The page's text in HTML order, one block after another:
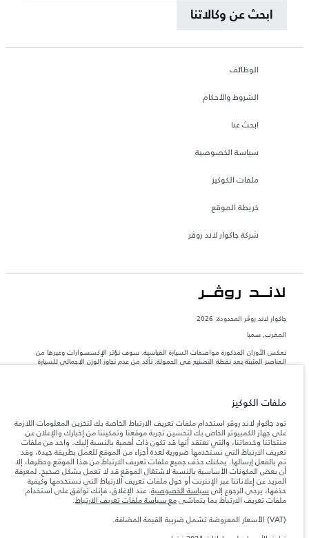
ابحث عن وكالاتنا
الوظائف
الشروط والأحكام
ابحث عنا
سياسة الخصوصية
ملفات الكوكيز
خريطة الموقع
شركة جاكوار لاند روڤر
جاكوار لاند روڨر المحدودة: 2026
المغرب, سميا
تعكس الأوزان المذكورة مواصفات السيارة القياسية. سوف تؤثر الإكسسوارات وغيرها من
العناصر المثبتة بعد نقطة التصنيع في الحمولة. تأكد من عدم تجاوز الوزن الإجمالي للسيارة
المعلومات والمواصفات والأسعار والألوان المذكورة على هذا الموقع قد تختلف من بلد إلى
آخر، كما أنّها قد تتغير بدون إشعار مسبق. الرجاء التواصل مع وكيلنا المحلي للتأكد من توفّرها
والتحقق من الأسعار.
ملاحظة مهمة حول الصور والمواصفات.إن النقص العالمي في أشباه الموصلات يؤثر حاليًا
في مواصفات تصميم السيارات وتوفر الخيارات وتوقيتات التصاميم. هذا ظرف ديناميكي
للغاية، ونتيجة لذلك، قد لا تمثّل الصور المستخدَمة ضمن موقع الويب حاليًا المواصفات الحالية
بالكامل بالنسبة إلى الميزات والخيارات والحلية ومجموعات الألوان. يرجى استشارة وكيلك الذي
سيتمكّن من تأكيد أي تقييدات حالية معك للسماح لك باتخاذ قرار مدروس
الأرقام المقدمة هي نتيجة لاختبارات المصنع الرسمية وفقاً لتشريعات الاتحاد الأوروبي. قد
يتباين استهلك الوقود الفعلي للمركبة عن ذلك المتحقق في تلك الاختبارات كما أن هذه
الأرقام بغرض المقارنة فحسب.
ملفات الكوكيز
تود جاكوار لاند روڤر استخدام ملفات تعريف الارتباط الخاصة بك لتخزين المعلومات اللازمة
على جهاز الكمبيوتر الخاص بك لتحسين تجربة موقعنا وتمكيننا من إخبارك والإعلان عن
منتجاتنا وخدماتنا، والتي نعتقد أنها قد تكون ذات أهمية بالنسبة إليك. واحد من ملفات
تعريف الارتباط التي نستخدمها ضرورية لعدة أجزاء من الموقع للعمل بطريقة جيدة، وقد
تم بالفعل إرسالها. يمكنك حذف جميع ملفات تعريف الارتباط من هذا الموقع وحظرها، إلا
أن بعض المكونات الأساسية بالنسبة لاشتغال الموقع قد لا تعمل بشكل صحيح. لمعرفة
المزيد عن إعلاناتنا عبر الإنترنت أو حول ملفات تعريف الارتباط التي نستخدمها وكيفية
حذفها، يرجى الرجوع إلى سياسة الخصوصية. عند الإغلاق، فإنك توافق على استخدام
ملفات تعريف الارتباط بما يتماشىمع سياسة ملفات تعريف الارتباط.
(VAT) الأسعار المعروضة تشمل ضريبة القيمة المضافة.